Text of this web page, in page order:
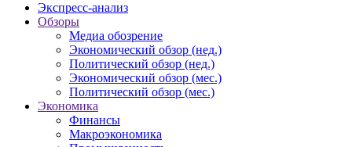
Экспресс-анализ
Обзоры
Медиа обозрение
Экономический обзор (нед.)
Политический обзор (нед.)
Экономический обзор (мес.)
Политический обзор (мес.)
Экономика
Финансы
Макроэкономика